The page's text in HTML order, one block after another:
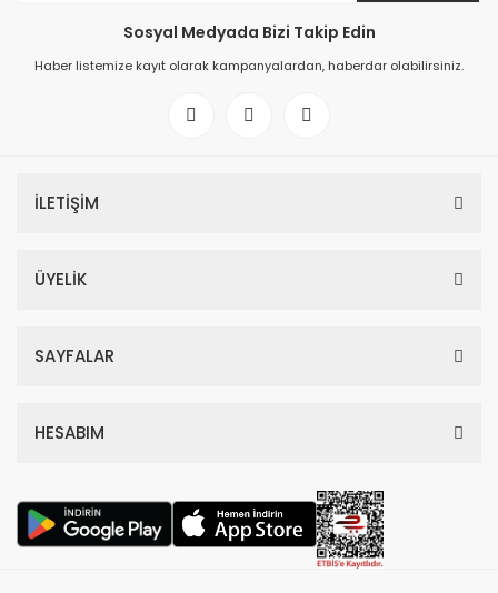
Sosyal Medyada Bizi Takip Edin
Haber listemize kayıt olarak kampanyalardan, haberdar olabilirsiniz.
İLETİŞİM
ÜYELİK
SAYFALAR
HESABIM